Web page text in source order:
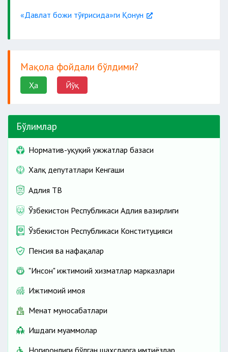
«Давлат божи тўғрисида»ги Қонун
Мақола фойдали бўлдими?
Ҳа Йўқ
Бўлимлар
Норматив-ҳуқуқий ҳужжатлар базаси
Халқ депутатлари Кенгаши
Адлия ТВ
Ўзбекистон Республикаси Адлия вазирлиги
Ўзбекистон Республикаси Конституцияси
Пенсия ва нафақалар
"Инсон" ижтимоий хизматлар марказлари
Ижтимоий ҳимоя
Меҳнат муносабатлари
Ишдаги муаммолар